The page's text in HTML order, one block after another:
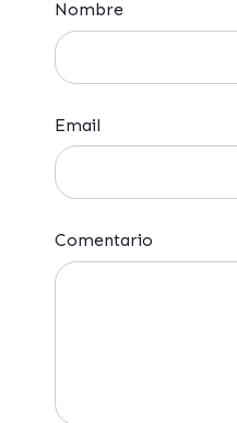
Nombre
Email
Comentario